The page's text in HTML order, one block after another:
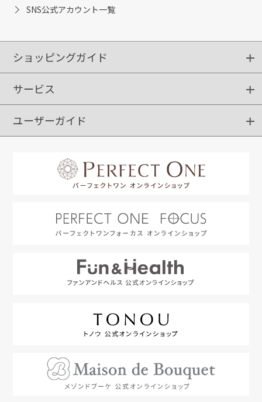
SNS公式アカウント一覧
ショッピングガイド
ショッピングガイド
ご注文方法
送料・配送
クーポンご利用方法
サービス
定期購入
ポイントサービス
お知らせメール
ユーザーガイド